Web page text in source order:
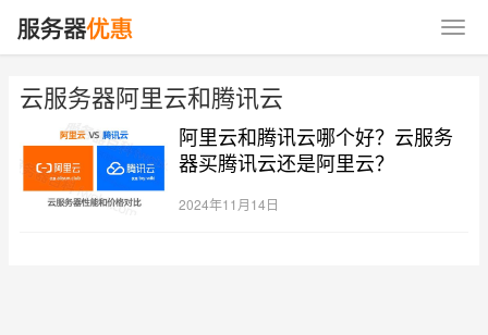
云服务器阿里云和腾讯云
阿里云和腾讯云哪个好？云服务
器买腾讯云还是阿里云？
2024年11月14日